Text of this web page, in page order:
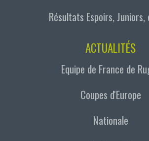
Résultats Espoirs,
ACTUALITÉS
Equipe de France de
Coupes d'Europe
Nationale